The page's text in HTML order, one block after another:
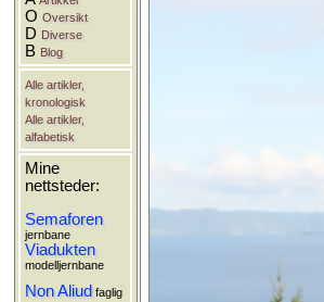
OOversikt
D Diverse
B Blog
Alle artikler,
kronologisk
Alle artikler,
alfabetisk
Mine
nettsteder:
Semaforen
jernbane
Viadukten
modelljernbane
Non Aliud faglig